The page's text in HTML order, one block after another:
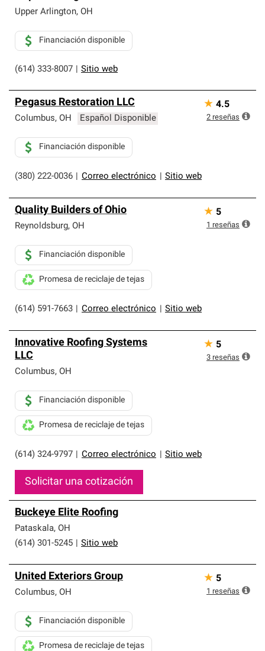
Upper Arlington, OH
(614) 333-8007 Sitio web
Financiación disponible
Pegasus Restoration LLC
Columbus, OH Español Disponible
(380) 222-0036 Correo electrónico Sitio web
Financiación disponible
★ 4.5
2 reseñas
Quality Builders of Ohio
Reynoldsburg, OH
(614) 591-7663 Correo electrónico Sitio web
Financiación disponible
Promesa de reciclaje de tejas
★ 5
1 reseñas
Innovative Roofing Systems
LLC
Columbus, OH
(614) 324-9797 Correo electrónico Sitio web
Financiación disponible
Promesa de reciclaje de tejas
Solicitar una cotización
★ 5
3 reseñas
Buckeye Elite Roofing
Pataskala, OH
(614) 301-5245
Sitio web
United Exteriors Group
Columbus, OH
Financiación disponible
Promesa de reciclaje de tejas
★ 5
1 reseñas